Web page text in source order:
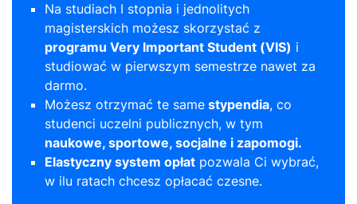
Na studiach I stopnia i jednolitych
magisterskich możesz skorzystać z
programu Very Important Student (VIS) i
studiować w pierwszym semestrze nawet za
darmo.
Możesz otrzymać te same stypendia, co
studenci uczelni publicznych, w tym
naukowe, sportowe, socjalne i zapomogi.
Elastyczny system opłat pozwala Ci wybrać,
w ilu ratach chcesz opłacać czesne.